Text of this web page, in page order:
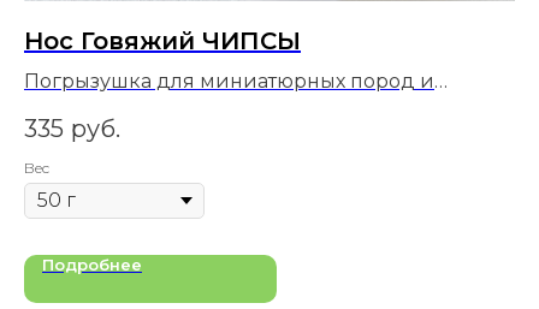
Нос Говяжий ЧИПСЫ
Погрызушка для миниатюрных пород и
335 руб.
Вес
Подробнее